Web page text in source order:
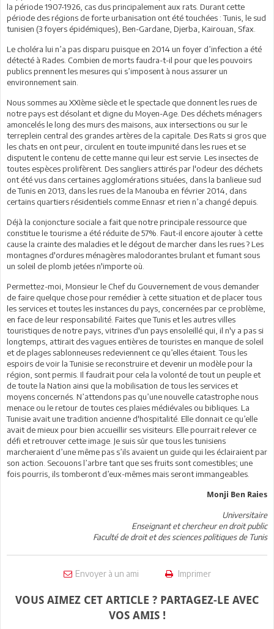
la période 1907-1926, cas dus principalement aux rats. Durant cette
période des régions de forte urbanisation ont été touchées : Tunis, le sud
tunisien (3 foyers épidémiques), Ben-Gardane, Djerba, Kairouan, Sfax.
Le choléra lui n’a pas disparu puisque en 2014 un foyer d’infection a été
détecté à Rades. Combien de morts faudra-t-il pour que les pouvoirs
publics prennent les mesures qui s’imposent à nous assurer un
environnement sain.
Nous sommes au XXIème siècle et le spectacle que donnent les rues de
notre pays est désolant et digne du Moyen-Age. Des déchets ménagers
amoncelés le long des murs des maisons, aux intersections ou sur le
terreplein central des grandes artères de la capitale. Des Rats si gros que
les chats en ont peur, circulent en toute impunité dans les rues et se
disputent le contenu de cette manne qui leur est servie. Les insectes de
toutes espèces prolifèrent. Des sangliers attirés par l'odeur des déchets
ont été vus dans certaines agglomérations situées, dans la banlieue sud
de Tunis en 2013, dans les rues de la Manouba en février 2014, dans
certains quartiers résidentiels comme Ennasr et rien n’a changé depuis.
Déjà la conjoncture sociale a fait que notre principale ressource que
constitue le tourisme a été réduite de 57%. Faut-il encore ajouter à cette
cause la crainte des maladies et le dégout de marcher dans les rues ? Les
montagnes d'ordures ménagères malodorantes brulant et fumant sous
un soleil de plomb jetées n'importe où.
Permettez-moi, Monsieur le Chef du Gouvernement de vous demander
de faire quelque chose pour remédier à cette situation et de placer tous
les services et toutes les instances du pays, concernées par ce problème,
en face de leur responsabilité. Faites que Tunis et les autres villes
touristiques de notre pays, vitrines d'un pays ensoleillé qui, il n'y a pas si
longtemps, attirait des vagues entières de touristes en manque de soleil
et de plages sablonneuses redeviennent ce qu’elles étaient. Tous les
espoirs de voir la Tunisie se reconstruire et devenir un modèle pour la
région, sont permis. Il faudrait pour cela la volonté de tout un peuple et
de toute la Nation ainsi que la mobilisation de tous les services et
moyens concernés. N’attendons pas qu’une nouvelle catastrophe nous
menace ou le retour de toutes ces plaies médiévales ou bibliques. La
Tunisie avait une tradition ancienne d'hospitalité. Elle donnait ce qu’elle
avait de mieux pour bien accueillir ses visiteurs. Elle pourrait relever ce
défi et retrouver cette image. Je suis sûr que tous les tunisiens
marcheraient d’une même pas s’ils avaient un guide qui les éclairaient par
son action. Secouons l’arbre tant que ses fruits sont comestibles; une
fois pourris, ils tomberont d’eux-mêmes mais seront immangeables.
Monji Ben Raies
Universitaire
Enseignant et chercheur en droit public
Faculté de droit et des sciences politiques de Tunis
Envoyer à un ami Imprimer
VOUS AIMEZ CET ARTICLE ? PARTAGEZ-LE AVEC
VOS AMIS !